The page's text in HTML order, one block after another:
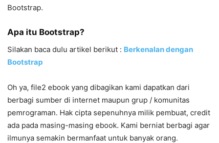
Bootstrap.
Apa itu Bootstrap?
Silakan baca dulu artikel berikut : Berkenalan dengan
Bootstrap
Oh ya, file2 ebook yang dibagikan kami dapatkan dari
berbagi sumber di internet maupun grup / komunitas
pemrograman. Hak cipta sepenuhnya milik pembuat, credit
ada pada masing-masing ebook. Kami berniat berbagi agar
ilmunya semakin bermanfaat untuk banyak orang.